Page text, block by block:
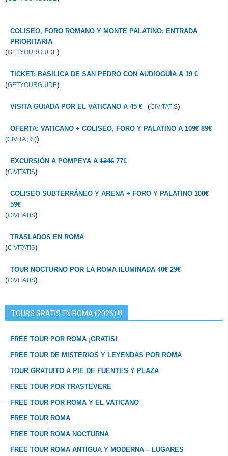
COLISEO, FORO ROMANO Y MONTE PALATINO: ENTRADA
PRIORITARIA
(GETYOURGUIDE)
TICKET: BASÍLICA DE SAN PEDRO CON AUDIOGUÍA A 19 €
(GETYOURGUIDE)
VISITA GUIADA POR EL VATICANO A 45 € (CIVITATIS)
OFERTA: VATICANO + COLISEO, FORO Y PALATINO A 109€ 89€
(CIVITATIS))
EXCURSIÓN A POMPEYA A 134€ 77€
(CIVITATIS)
COLISEO SUBTERRÁNEO Y ARENA + FORO Y PALATINO 100€
59€
(CIVITATIS)
TRASLADOS EN ROMA
(CIVITATIS)
TOUR NOCTURNO POR LA ROMA ILUMINADA 40€ 29€
(CIVITATIS)
TOURS GRATIS EN ROMA (2026) !!!
FREE TOUR POR ROMA ¡GRATIS!
FREE TOUR DE MISTERIOS Y LEYENDAS POR ROMA
TOUR GRATUITO A PIE DE FUENTES Y PLAZA
FREE TOUR POR TRASTEVERE
FREE TOUR POR ROMA Y EL VATICANO
FREE TOUR ROMA
FREE TOUR ROMA NOCTURNA
FREE TOUR ROMA ANTIGUA Y MODERNA – LUGARES